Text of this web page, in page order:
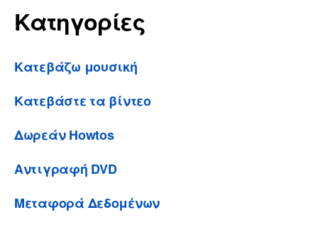
Κατηγορίες
Κατεβάζω μουσική
Κατεβάστε τα βίντεο
Δωρεάν Howtos
Αντιγραφή DVD
Μεταφορά Δεδομένων